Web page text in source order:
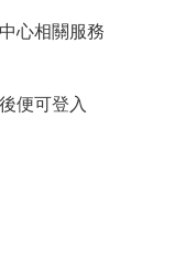
心相關服務
便可登入